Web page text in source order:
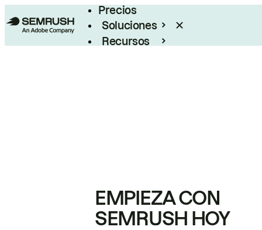
Precios
Soluciones
Recursos
EMPIEZA CON
SEMRUSH HOY